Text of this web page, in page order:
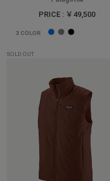
PRICE : ￥49,500
3 COLOR
SOLD OUT